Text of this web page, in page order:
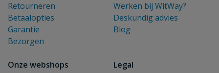
Retourneren
Betaalopties
Garantie
Bezorgen
Werken bij WitWay?
Deskundig advies
Blog
Onze webshops
Legal